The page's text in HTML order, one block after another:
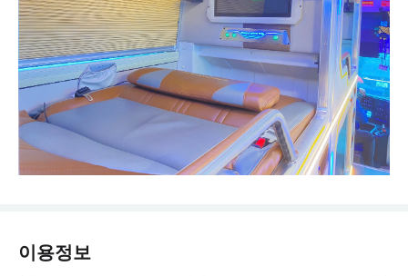
이용정보